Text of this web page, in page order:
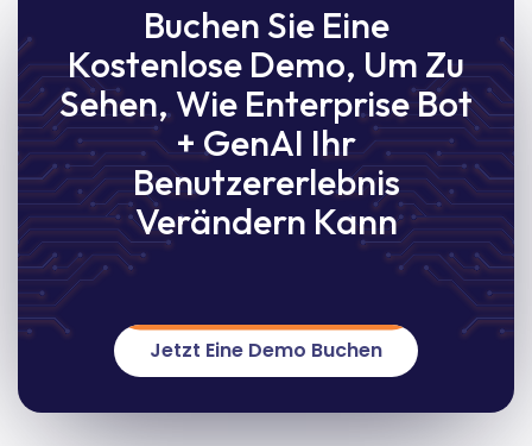
Buchen Sie Eine
Kostenlose Demo, Um Zu
Sehen, Wie Enterprise Bot
+ GenAI Ihr
Benutzererlebnis
Verändern Kann
Jetzt Eine Demo Buchen